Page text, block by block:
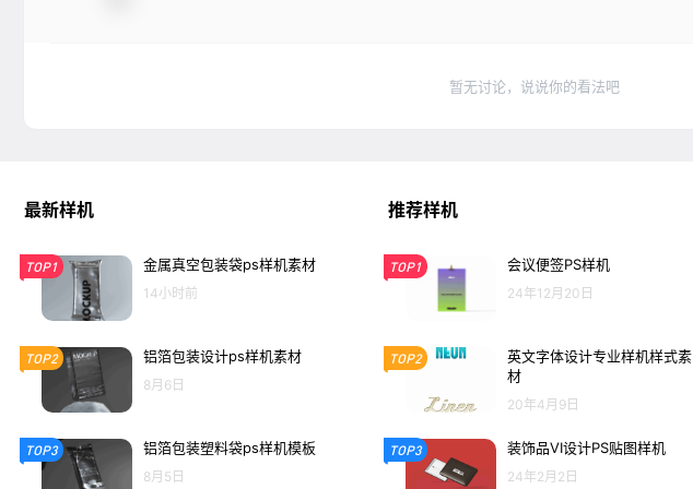
暂无讨论，说说你的看法吧
最新样机
TOP1 金属真空包装袋ps样机素材
14小时前
TOP2 铝箔包装设计ps样机素材
8月6日
TOP3 铝箔包装塑料袋ps样机模板
8月5日
推荐样机
TOP1 会议便签PS样机
24年12月20日
TOP2
英文字体设计专业样机样式素
材
20年4月9日
TOP3 装饰品VI设计PS贴图样机
24年2月2日